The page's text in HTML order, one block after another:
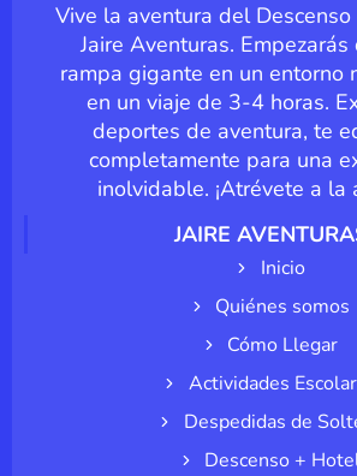
Vive la aventura del
Jaire Aventuras.
rampa gigante en un entorno
en un viaje de 3-4 horas.
deportes de aventura, te
completamente para una
inolvidable. ¡Atrévete a la
JAIRE
Inicio
Quiénes somos
Cómo Llegar
Actividades
Despedidas de
Descenso +